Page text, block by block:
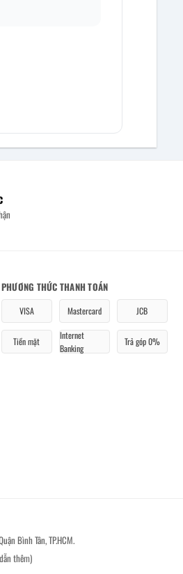
PHƯƠNG THỨC THANH TOÁN
VISA Mastercard JCB
Tiền mặt
Internet
Banking
Trả góp 0%
Bình Tân, TP.HCM.
thêm)